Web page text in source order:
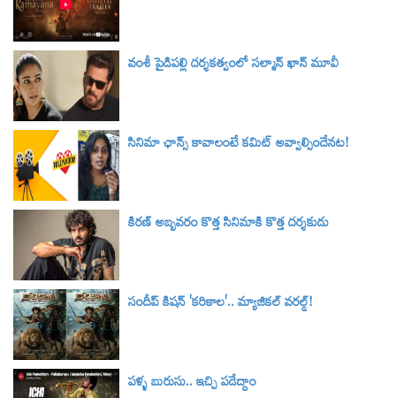
వంశీ పైడిపల్లి దర్శకత్వంలో సల్మాన్ ఖాన్ మూవీ
సినిమా ఛాన్స్ కావాలంటే కమిట్ అవ్వాల్సిందేనట!
కిరణ్ అబ్బవరం కొత్త సినిమాకి కొత్త దర్శకుడు
సందీప్ కిషన్ 'కరికాల'.. మ్యాజికల్ వరల్డ్‌!
పళ్ళ బురుసు.. ఇచ్చి పడేద్దాం